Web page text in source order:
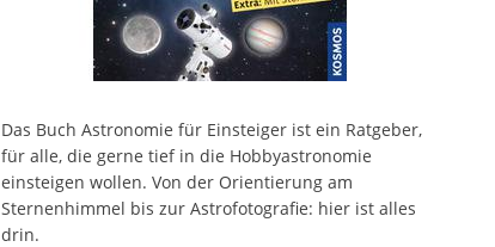
Das Buch Astronomie für Einsteiger ist ein Ratgeber,
für alle, die gerne tief in die Hobbyastronomie
einsteigen wollen. Von der Orientierung am
Sternenhimmel bis zur Astrofotografie: hier ist alles
drin.